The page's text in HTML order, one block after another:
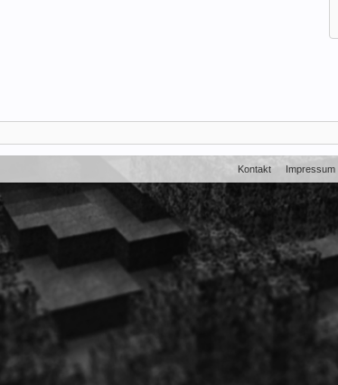
Kontakt Impressum